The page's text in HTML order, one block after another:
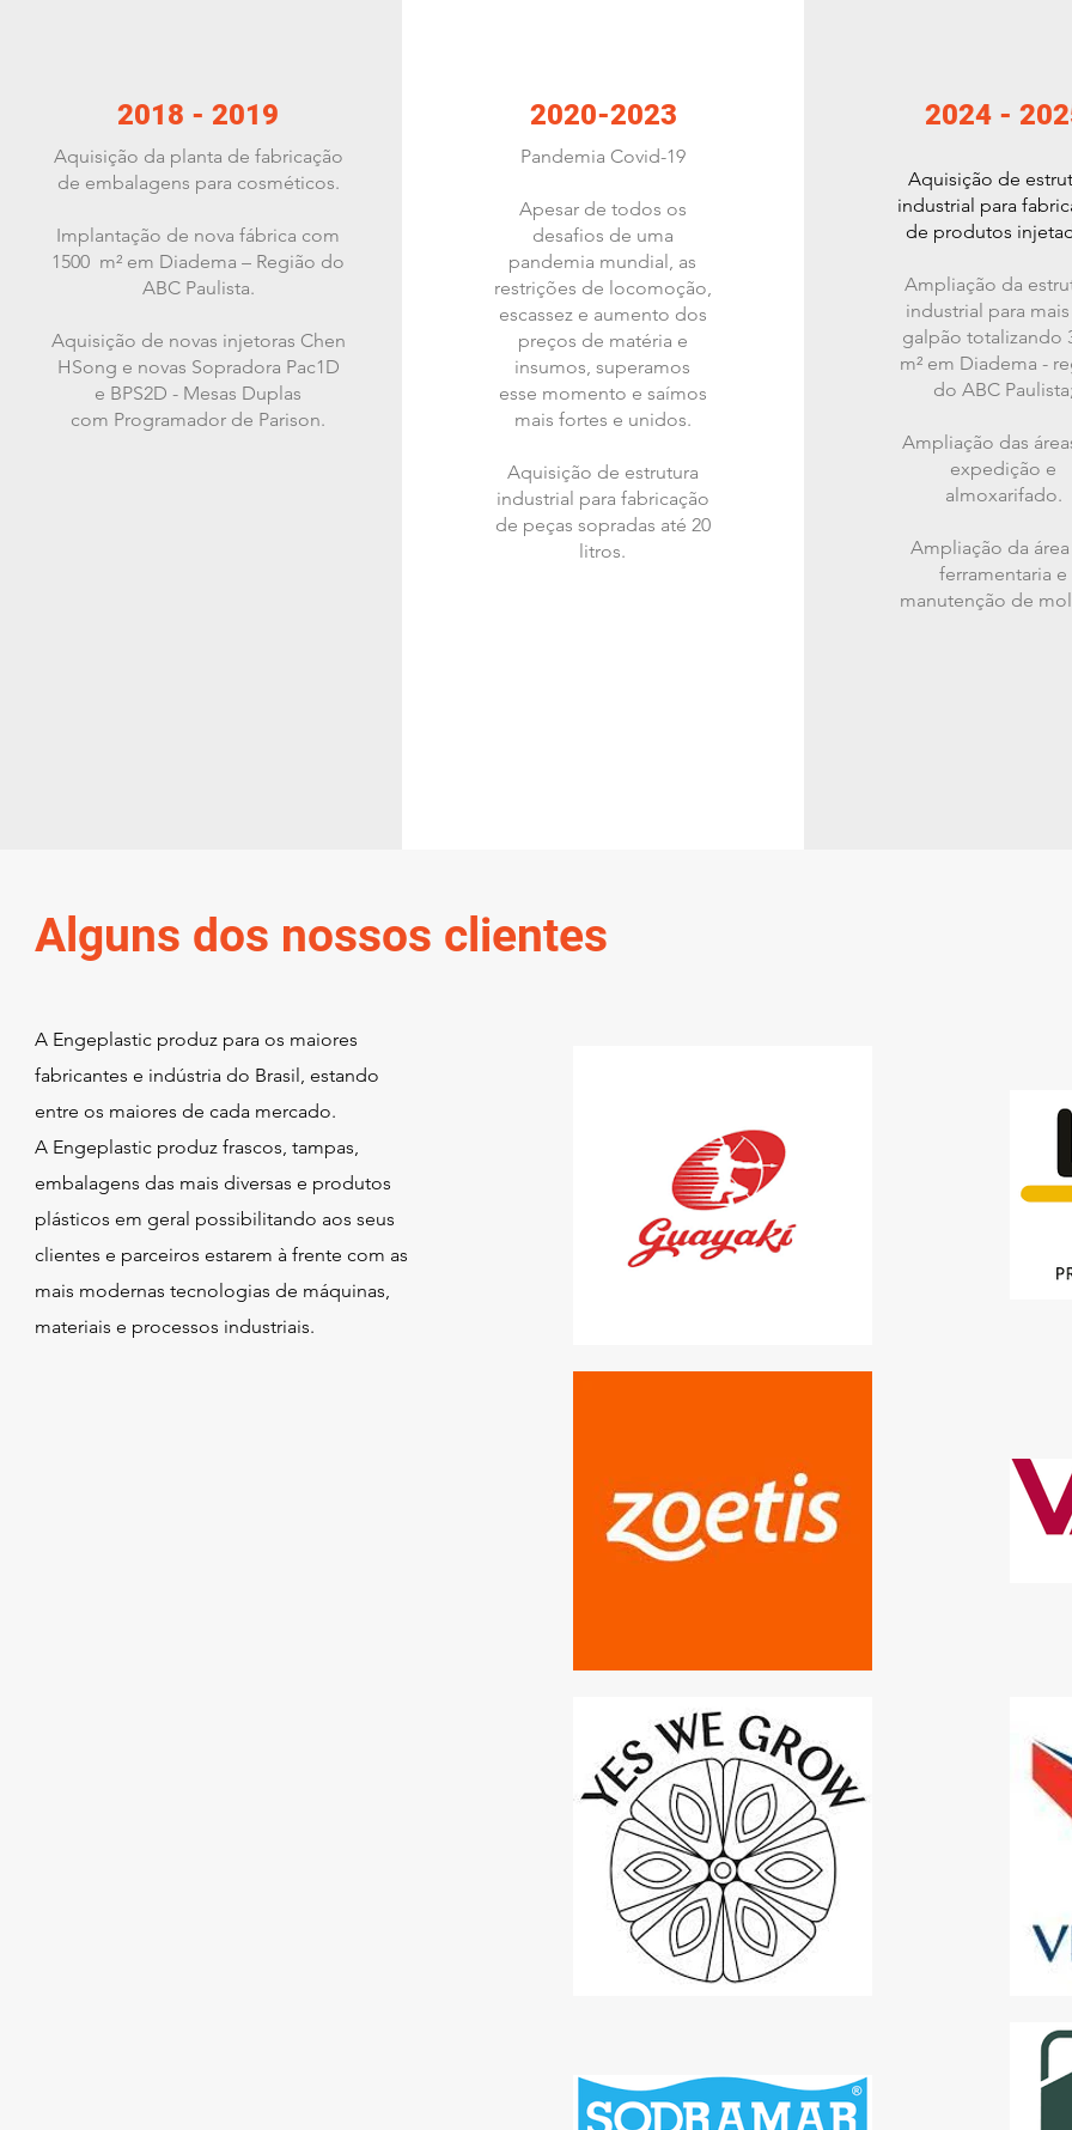
2018 - 2019
Aquisição da planta de fabricação
de embalagens para cosméticos.
Implantação de nova fábrica com
1500 m² em Diadema – Região do
ABC Paulista.
Aquisição de novas injetoras Chen
HSong e novas Sopradora Pac1D
e BPS2D - Mesas Duplas
com Programador de Parison.
2020-2023
Pandemia Covid-19
Apesar de todos os
desafios de uma
pandemia mundial, as
restrições de locomoção,
escassez e aumento dos
preços de matéria e
insumos, superamos
esse momento e saímos
mais fortes e unidos.
Aquisição de estrutura
industrial para fabricação
de peças sopradas até 20
litros.
2024 -
Aquisição de
industrial para
de produtos
Ampliação da
industrial para
galpão totalizando
m² em Diadema -
do ABC Paulista;
Ampliação da​s
expedição e
almoxarifado.
Ampliação da
ferramentaria e
manutenção de
Alguns dos nossos clientes
A Engeplastic produz para os maiores
fabricantes e indústria do Brasil, estando
entre os maiores de cada mercado.
A Engeplastic produz frascos, tampas,
embalagens das mais diversas e produtos
plásticos em geral possibilitando aos seus
clientes e parceiros estarem à frente com as
mais modernas tecnologias de máquinas,
materiais e processos industriais.